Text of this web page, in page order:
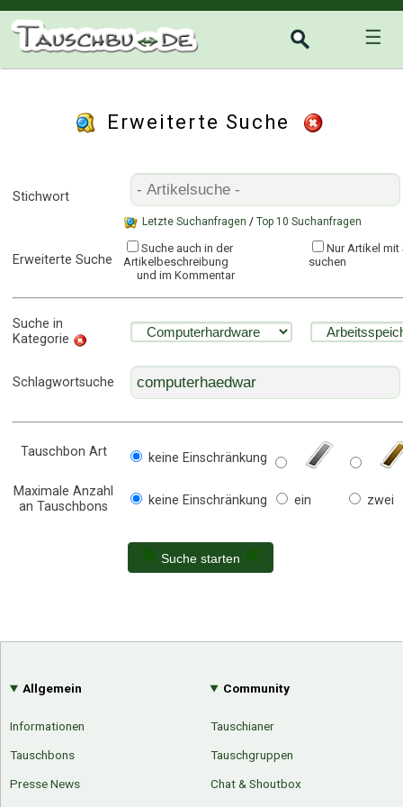
☰
Erweiterte Suche
Stichwort
Letzte Suchanfragen / Top 10 Suchanfragen
Erweiterte Suche
Suche auch in der
Artikelbeschreibung
und im Kommentar
Nur Artikel
suchen
Suche in
Kategorie
Schlagwortsuche
Tauschbon Art keine Einschränkung
Maximale Anzahl
an Tauschbons
keine Einschränkung ein zwei
Suche starten
Allgemein
Informationen
Tauschbons
Presse News
Community
Tauschianer
Tauschgruppen
Chat & Shoutbox